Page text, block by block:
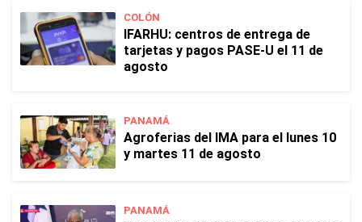
COLÓN
IFARHU: centros de entrega de
tarjetas y pagos PASE-U el 11 de
agosto
PANAMÁ
Agroferias del IMA para el lunes 10
y martes 11 de agosto
PANAMÁ